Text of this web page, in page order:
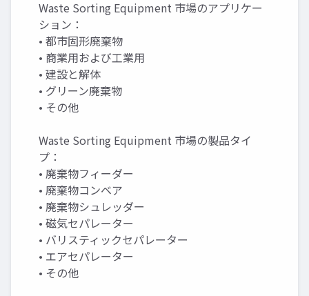
Waste Sorting Equipment 市場のアプリケー
ション：
• 都市固形廃棄物
• 商業用および工業用
• 建設と解体
• グリーン廃棄物
• その他
Waste Sorting Equipment 市場の製品タイ
プ：
• 廃棄物フィーダー
• 廃棄物コンベア
• 廃棄物シュレッダー
• 磁気セパレーター
• バリスティックセパレーター
• エアセパレーター
• その他